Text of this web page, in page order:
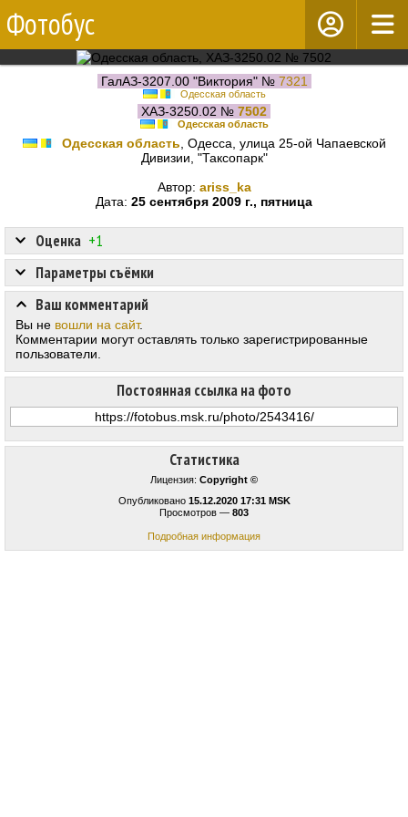
Фотобус
ГалАЗ-3207.00 "Виктория" № 7321
Одесская область
ХАЗ-3250.02 № 7502
Одесская область
Одесская область , Одесса, улица 25-ой Чапаевской
Дивизии, "Таксопарк"
Автор: ariss_ka
Дата: 25 сентября 2009 г., пятница
Статистика
Лицензия: Copyright ©
Опубликовано 15.12.2020 17:31 MSK
Просмотров — 803
Подробная информация
Оценка +1
Постоянная ссылка на фото
Параметры съёмки
Ваш комментарий
Вы не вошли на сайт.
Комментарии могут оставлять только зарегистрированные
пользователи.